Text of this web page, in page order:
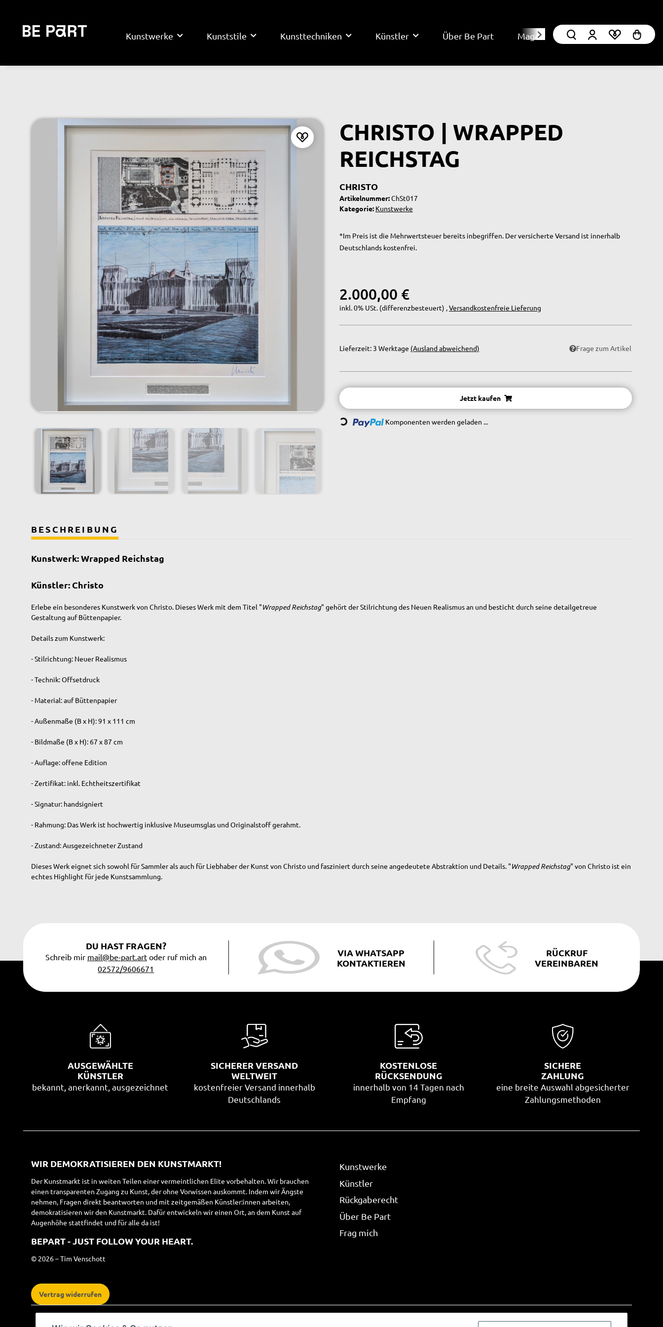
Kunstwerke Kunststile Kunsttechniken Künstler Über Be Part Magazin
CHRISTO | WRAPPED
REICHSTAG
CHRISTO
Artikelnummer:ChSt017
Kategorie: Kunstwerke
*Im Preis ist die Mehrwertsteuer bereits inbegriffen. Der versicherte Versand ist innerhalb
Deutschlands kostenfrei.
2.000,00 €
inkl. 0% USt. (differenzbesteuert) ,Versandkostenfreie Lieferung
Lieferzeit: 3 Werktage (Ausland abweichend) Frage zum Artikel
Jetzt kaufen
Loading... Komponenten werden geladen ...
BESCHREIBUNG
Kunstwerk: Wrapped Reichstag
Künstler: Christo
Erlebe ein besonderes Kunstwerk von Christo. Dieses Werk mit dem Titel "Wrapped Reichstag" gehört der Stilrichtung des Neuen Realismus an und besticht durch seine detailgetreue
Gestaltung auf Büttenpapier.
Details zum Kunstwerk:
- Stilrichtung: Neuer Realismus
- Technik: Offsetdruck
- Material: auf Büttenpapier
- Außenmaße (B x H): 91 x 111 cm
- Bildmaße (B x H): 67 x 87 cm
- Auflage: offene Edition
- Zertifikat: inkl. Echtheitszertifikat
- Signatur: handsigniert
- Rahmung: Das Werk ist hochwertig inklusive Museumsglas und Originalstoff gerahmt.
- Zustand: Ausgezeichneter Zustand
Dieses Werk eignet sich sowohl für Sammler als auch für Liebhaber der Kunst von Christo und fasziniert durch seine angedeutete Abstraktion und Details. "Wrapped Reichstag" von Christo ist ein
echtes Highlight für jede Kunstsammlung.
DU HAST FRAGEN?
Schreib mir mail@be-part.artoder ruf mich an
02572/9606671
VIA WHATSAPP
KONTAKTIEREN
RÜCKRUF
VEREINBAREN
AUSGEWÄHLTE
KÜNSTLER
bekannt, anerkannt, ausgezeichnet
SICHERER VERSAND
WELTWEIT
kostenfreier Versand innerhalb
Deutschlands
KOSTENLOSE
RÜCKSENDUNG
innerhalb von 14 Tagen nach
Empfang
SICHERE
ZAHLUNG
eine breite Auswahl abgesicherter
Zahlungsmethoden
WIR DEMOKRATISIEREN DEN KUNSTMARKT!
Der Kunstmarkt ist in weiten Teilen einer vermeintlichen Elite vorbehalten. Wir brauchen
einen transparenten Zugang zu Kunst, der ohne Vorwissen auskommt. Indem wir Ängste
nehmen, Fragen direkt beantworten und mit zeitgemäßen Künstler:innen arbeiten,
demokratisieren wir den Kunstmarkt. Dafür entwickeln wir einen Ort, an dem Kunst auf
Augenhöhe stattfindet und für alle da ist!
BEPART - JUST FOLLOW YOUR HEART.
© 2026 – Tim Venschott
Kunstwerke
Künstler
Rückgaberecht
Über Be Part
Frag mich
Vertrag widerrufen